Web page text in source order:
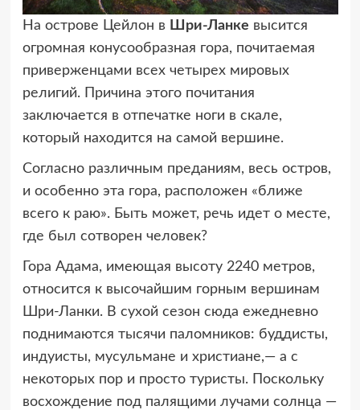
На острове Цейлон в Шри-Ланке высится
огромная конусообразная гора, почитаемая
приверженцами всех четырех мировых
религий. Причина этого почитания
заключается в отпечатке ноги в скале,
который находится на самой вершине.
Согласно различным преданиям, весь остров,
и особенно эта гора, расположен «ближе
всего к раю». Быть может, речь идет о месте,
где был сотворен человек?
Гора Адама, имеющая высоту 2240 метров,
относится к высочайшим горным вершинам
Шри-Ланки. В сухой сезон сюда ежедневно
поднимаются тысячи паломников: буддисты,
индуисты, мусульмане и христиане,— а с
некоторых пор и просто туристы. Поскольку
восхождение под палящими лучами солнца —